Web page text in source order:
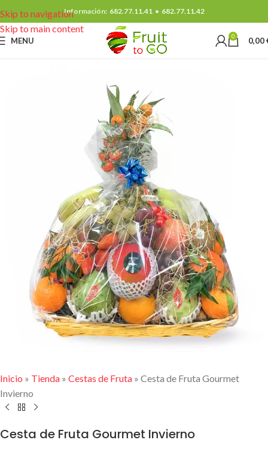
Skip to navigation
Skip to main content
Información: 682.77.11.41• 682.77.11.42
MENU 0 0,00
Inicio » Tienda » Cestas de Fruta » Cesta de Fruta Gourmet
Invierno
Cesta de Fruta Gourmet Invierno